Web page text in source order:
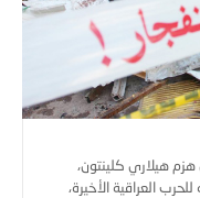
الذي هزم هيلاري كلينتون،
العراقية الأخيرة،